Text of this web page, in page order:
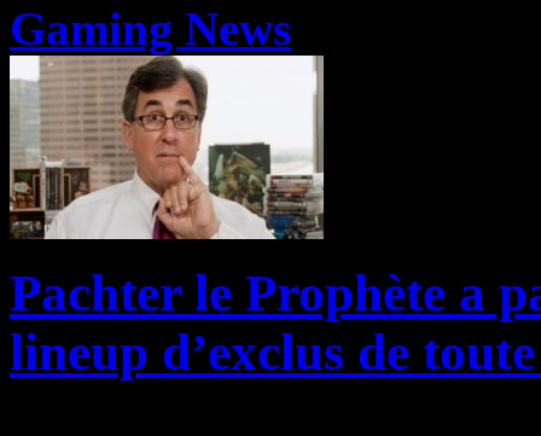
Gaming News
Pachter le Prophète a
lineup d’exclus de